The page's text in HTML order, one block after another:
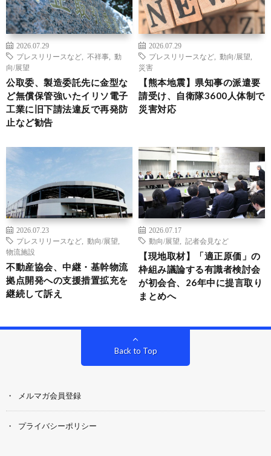
2026.07.29
プレスリリースなど
不祥事
動
向/展望
公取委、製造委託先に金型な
ど無償保管強いたイリソ電子
工業に旧下請法違反で再発防
止など勧告
2026.07.29
プレスリリースなど
動向/展望
災害
【熊本地震】県知事の派遣要
請受け、自衛隊3600人体制で
災害対応
2026.07.23
プレスリリースなど
動向/展望
物流施設
不動産協会、中継・基幹物流
拠点開発への支援措置拡充を
継続して訴え
2026.07.17
動向/展望
記者会見など
【現地取材】「適正原価」の
枠組み議論する有識者検討会
が初会合、26年中に提言取り
まとめへ
Back to Top
メルマガ会員登録
プライバシーポリシー